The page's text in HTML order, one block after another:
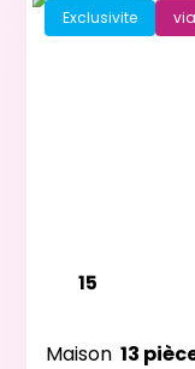
Exclusivite
15
Maison 13